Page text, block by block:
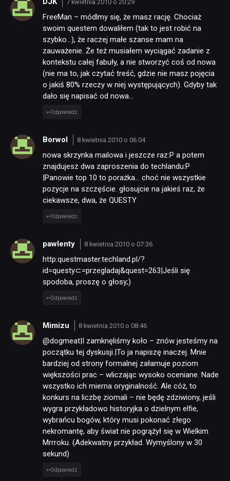
TECHNOLOGIE
DYSKUSJE
JUŻ GRALIŚMY
SKLEP
7 kwietnia 2010 o 20:29
FreeMan – módlmy się, że masz rację. Chociaż
swoim questem dowaliłem (tak to jest robić na
szybko…), że raczej małe szanse mam na
zauważenie. Że też musiałem wyciągać zadanie z
kontekstu całej fabuły, a nie stworzyć coś od nowa
(nie ma to, jak czytać treść, gdzie nie masz pojęcia
o jakiś 80% rzeczy w niej występujących). Gdyby tak
dało się napisać od nowa…
Odpowiedz
Borwol 8 kwietnia 2010 o 06:04
nowa skrzynka mailowa i jeszcze raz:P a potem
znajdujesz dwa zaproszenia do techlandu:P
|Panowie top 10 to porażka… choć nie wszystkie
pozycje na szczęście. głosujcie na jakieś raz, że
ciekawsze, dwa, że QUESTY
Odpowiedz
pawlenty 8 kwietnia 2010 o 07:36
http:questmaster.techland.pl/?
id=questy⊂=przegladaj&quest=263|Jeśli się
spodoba, proszę o głosy;)
Odpowiedz
Mimizu 8 kwietnia 2010 o 08:46
@dogmeat|I zamknęliśmy koło – znów jesteśmy na
początku tej dyskusji.|To ja napiszę inaczej. Mnie
bardziej od strony formalnej załamuje poziom
większości prac – wliczając wysoko oceniane. Nade
wszystko ich mierna oryginalność. Ale cóż, to
konkurs na liczbę ziomali – nie będę zdziwiony, jeśli
wygra przykładowo historyjka o dzielnym elfie,
wybrańcu bogów, który musi pokonać złego
nekromantę, aby świat nie pogrążył się w Wielkim
Mrrroku. (Adekwatny przykład. Wymyślony w 30
sekund)
Odpowiedz